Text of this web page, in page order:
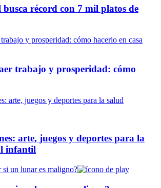
récord con 7 mil platos de
trabajo y prosperidad: cómo
arte, juegos y deportes para la
infantil